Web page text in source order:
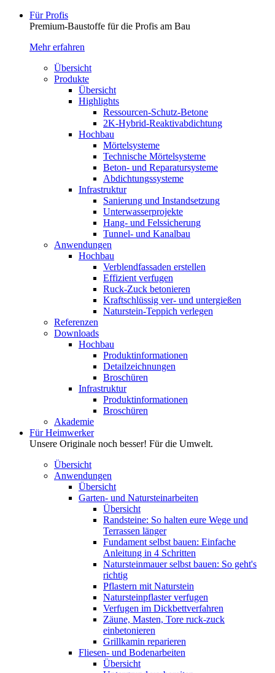
Für Profis
Premium-Baustoffe für die Profis am Bau
Mehr erfahren
Übersicht
Produkte
Übersicht
Highlights
Ressourcen-Schutz-Betone
2K-Hybrid-Reaktivab­dichtung
Hochbau
Mörtelsysteme
Technische Mörtelsysteme
Beton- und Reparatursysteme
Abdichtungssysteme
Infrastruktur
Sanierung und Instandsetzung
Unterwasserprojekte
Hang- und Felssicherung
Tunnel- und Kanalbau
Anwendungen
Hochbau
Verblendfassaden erstellen
Effizient verfugen
Ruck-Zuck betonieren
Kraftschlüssig ver- und untergießen
Naturstein-Teppich verlegen
Referenzen
Downloads
Hochbau
Produktinformationen
Detailzeichnungen
Broschüren
Infrastruktur
Produktinformationen
Broschüren
Akademie
Für Heimwerker
Unsere Originale noch besser! Für die Umwelt.
Übersicht
Anwendungen
Übersicht
Garten- und Natursteinarbeiten
Übersicht
Randsteine: So halten eure Wege und
Terrassen länger
Fundament selbst bauen: Einfache
Anleitung in 4 Schritten
Natursteinmauer selbst bauen: So geht's
richtig
Pflastern mit Naturstein
Natursteinpflaster verfugen
Verfugen im Dickbettverfahren
Zäune, Masten, Tore ruck-zuck
einbetonieren
Grillkamin reparieren
Fliesen- und Bodenarbeiten
Übersicht